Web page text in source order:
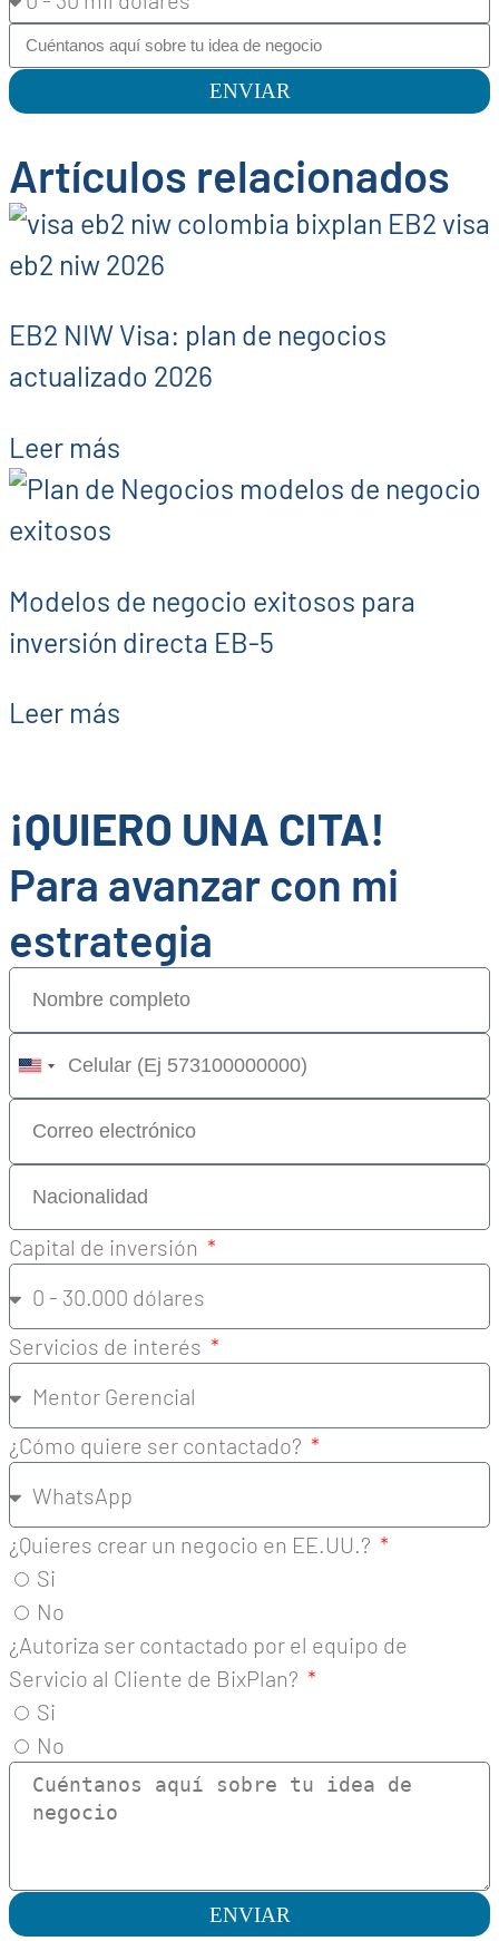
ENVIAR
Artículos relacionados
EB2 NIW Visa: plan de negocios
actualizado 2026
Leer más
Modelos de negocio exitosos para
inversión directa EB-5
Leer más
¡QUIERO UNA CITA!
Para avanzar con mi
estrategia
United
States
+1
Capital de inversión
Servicios de interés
¿Cómo quiere ser contactado?
¿Quieres crear un negocio en EE.UU.?
Si
No
¿Autoriza ser contactado por el equipo de
Servicio al Cliente de BixPlan?
Si
No
ENVIAR